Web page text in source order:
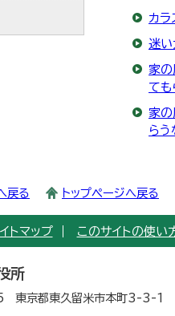
カラ
迷い
家の
ても
家の
らう
戻る トップページへ戻る
トマップ このサイトの使い
所
東京都東久留米市本町3-3-1